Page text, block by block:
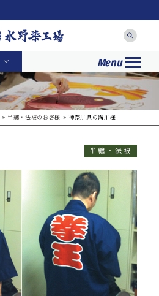
Menu
»半纏・法被のお客様 » 神奈川県の溝川様
半纏・法被